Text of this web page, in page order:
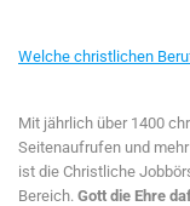
Welche christlichen
Mit jährlich über 1400
Seitenaufrufen und
ist die Christliche
Bereich. Gott die Ehre